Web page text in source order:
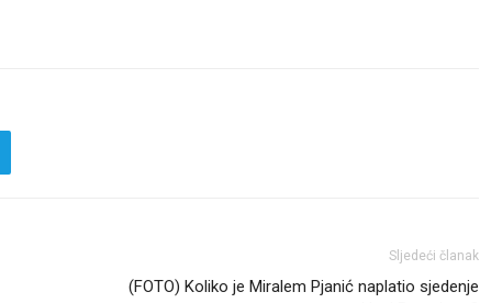
Sljedeći članak
(FOTO) Koliko je Miralem Pjanić naplatio sjedenje